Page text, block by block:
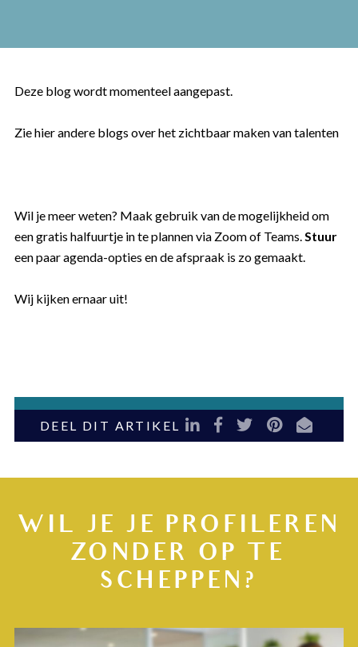
Deze blog wordt momenteel aangepast.
Zie hierandere blogs over het zichtbaar maken van talenten
Wil je meer weten? Maak gebruik van de mogelijkheid om
een gratis halfuurtje in te plannen via Zoom of Teams. Stuur
een paar agenda-opties en de afspraak is zo gemaakt.
Wij kijken ernaar uit!
DEEL DIT ARTIKEL LinkedIn
Facebook
Twitter
Pinterest
E-mail
WIL JE JE PROFILEREN
ZONDER OP TE
SCHEPPEN?